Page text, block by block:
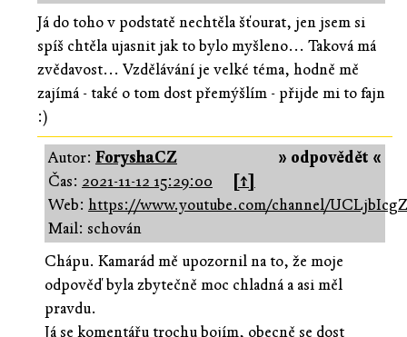
Já do toho v podstatě nechtěla šťourat, jen jsem si
spíš chtěla ujasnit jak to bylo myšleno... Taková má
zvědavost... Vzdělávání je velké téma, hodně mě
zajímá - také o tom dost přemýšlím - přijde mi to fajn
:)
» odpovědět «
Autor: ForyshaCZ
Čas: 2021-11-12 15:29:00
[↑]
Web: https://www.youtube.com/channel/
Mail: schován
Chápu. Kamarád mě upozornil na to, že moje
odpověď byla zbytečně moc chladná a asi měl
pravdu.
Já se komentářu trochu bojím, obecně se dost